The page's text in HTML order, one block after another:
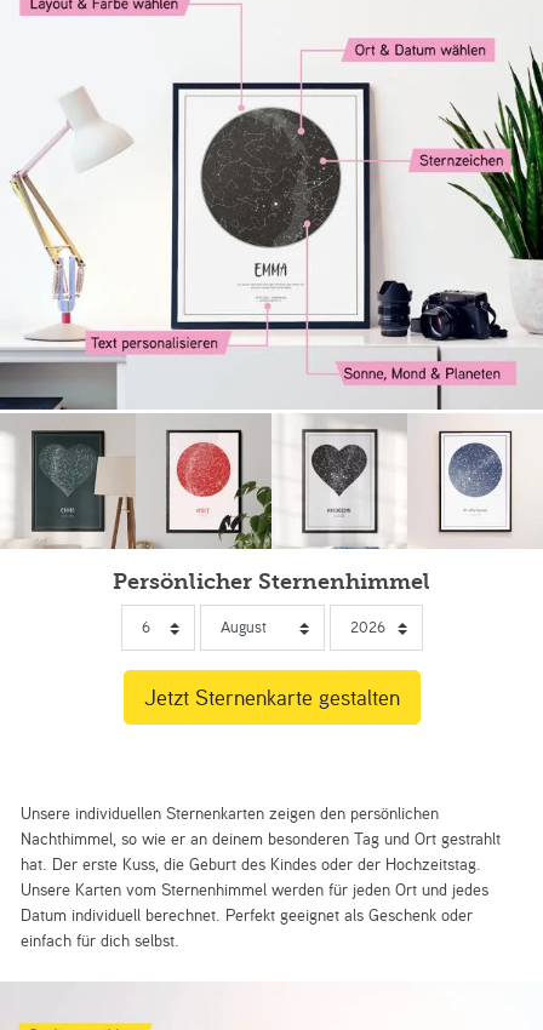
Persönlicher Sternenhimmel
Unsere individuellen Sternenkarten zeigen den persönlichen
Nachthimmel, so wie er an deinem besonderen Tag und Ort gestrahlt
hat. Der erste Kuss, die Geburt des Kindes oder der Hochzeitstag.
Unsere Karten vom Sternenhimmel werden für jeden Ort und jedes
Datum individuell berechnet. Perfekt geeignet als Geschenk oder
einfach für dich selbst.